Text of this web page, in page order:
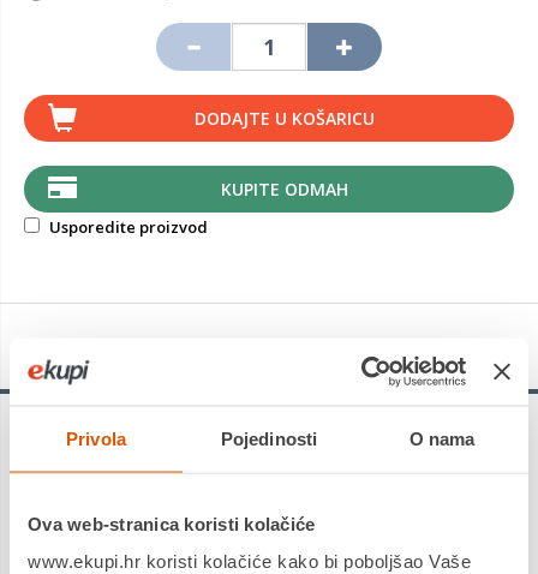
Privola Pojedinosti O nama
Ova web-stranica koristi kolačiće
www.ekupi.hr koristi kolačiće kako bi poboljšao Vaše
DODAJTE U KOŠARICU
KUPITE ODMAH
Usporedite proizvod
Bridgestone Turanza All Season 6 je nova cjelogodišnja
guma posljednje generacije. Vozite bez oklijevanja, čak i kada
Turanza All Season 6 ENLITEN osigurava sigurnost i kontrolu,
neovisno ulazite li u zavoj na autocesti ili morate naglo zakočiti
u gradu.